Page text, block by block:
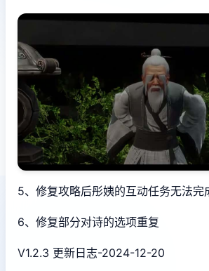
5、修复攻略后彤姨的互动任务无法完
6、修复部分对诗的选项重复
V1.2.3 更新日志-2024-12-20